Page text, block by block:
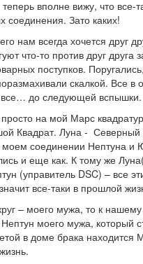
вполне вижу, что все-
соединения. Зато каких!
нам всегда хочется друг
что-то против друг друга
поступков.
скалкой. Все
все… до следующей вспышки.
на мой Марс
Квадрат. Луна -
соединении Нептуна и
и еще как. К тому же
(управитель DSC) – все
все-таки в прошлой
– моего мужа, то к
моего мужа,
в доме брака находится